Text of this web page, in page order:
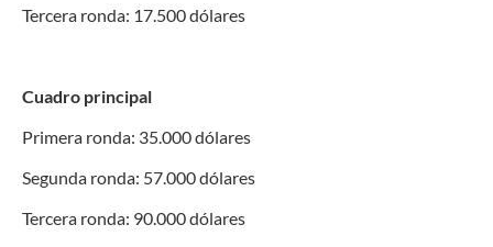
Tercera ronda: 17.500 dólares
Cuadro principal
Primera ronda: 35.000 dólares
Segunda ronda: 57.000 dólares
Tercera ronda: 90.000 dólares